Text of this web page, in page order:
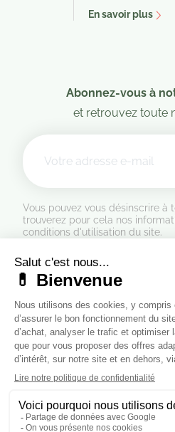
En savoir plus
Abonnez-vous à
et retrouvez toute
Vous pouvez vous désinscrire à
trouverez pour cela nos
conditions d'utilisation du site.
Formulaire de
Marchand approuvé par la
pour vérifier
Suivez-nous sur les
Cliquez ici pour modifier vos